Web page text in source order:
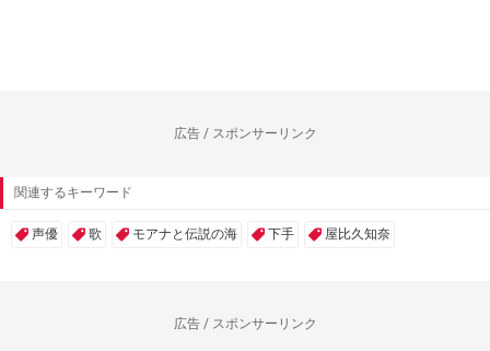
広告 / スポンサーリンク
関連するキーワード
声優 歌 モアナと伝説の海 下手 屋比久知奈
広告 / スポンサーリンク